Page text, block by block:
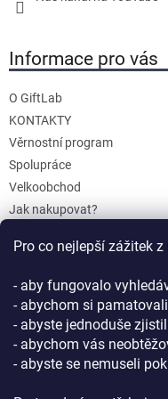
Pro co nejlepší zážitek
- aby fungovalo
- abychom si
- abyste jednoduše
- abychom vás
- abyste se nemuseli
Informace pro vás
O GiftLab
KONTAKTY
Věrnostní program
Spolupráce
Velkoobchod
Jak nakupovat?
Reklamace a Vrácení
Podmínky ochrany osobních